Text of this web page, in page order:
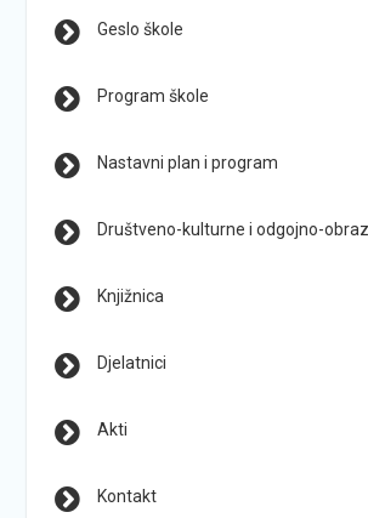
Geslo škole
Program škole
Nastavni plan i program
Društveno-kulturne i odgojno-
Knjižnica
Djelatnici
Akti
Kontakt